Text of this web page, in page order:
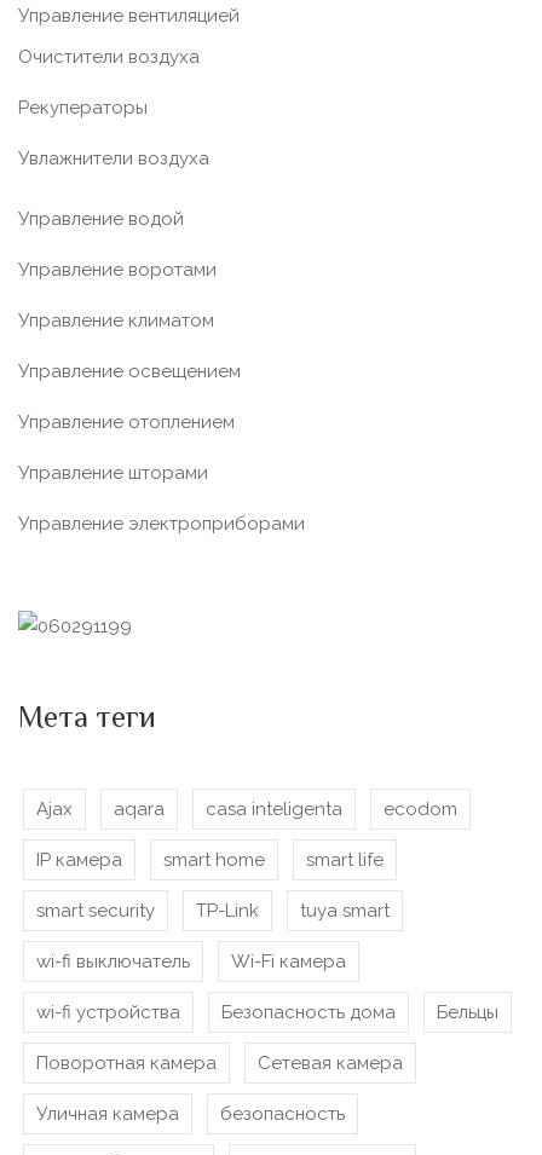
Управление вентиляцией
Очистители воздуха
Рекуператоры
Увлажнители воздуха
Управление водой
Управление воротами
Управление климатом
Управление освещением
Управление отоплением
Управление шторами
Управление электроприборами
Мета теги
Ajax aqara casa inteligenta ecodom
IP камера smart home smart life
smart security TP-Link tuya smart
wi-fi выключатель Wi-Fi камера
wi-fi устройства Безопасность дома Бельцы
Поворотная камера Сетевая камера
Уличная камера безопасность